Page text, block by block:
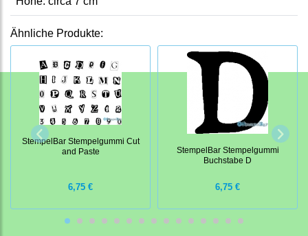
Ähnliche Produkte:
StempelBar Stempelgummi Cut
and Paste
6,75 €
StempelBar Stempelgummi
Buchstabe D
6,75 €